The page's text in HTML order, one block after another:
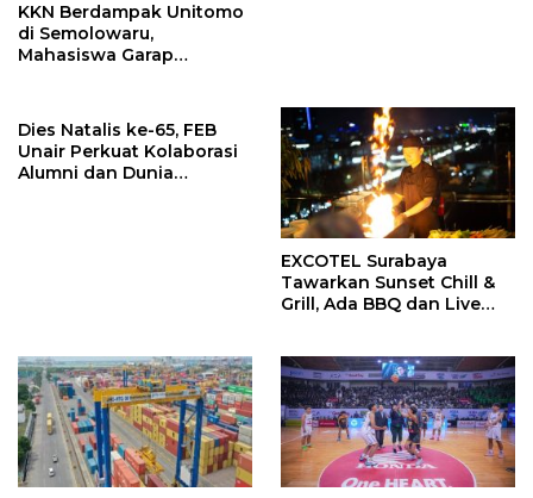
KKN Berdampak Unitomo
di Semolowaru,
Mahasiswa Garap
Dies Natalis ke-65, FEB
Unair Perkuat Kolaborasi
Alumni dan Dunia
EXCOTEL Surabaya
Tawarkan Sunset Chill &
Grill, Ada BBQ dan Live